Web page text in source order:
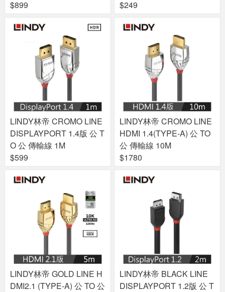
$899
$249
LINDY林帝 CROMO LINE
DISPLAYPORT 1.4版 公 T
O 公 傳輸線 1M
$599
LINDY林帝 CROMO LINE
HDMI 1.4(TYPE-A) 公 TO
公 傳輸線 10M
$1780
LINDY林帝 GOLD LINE H
DMI2.1 (TYPE-A) 公 TO 公
LINDY林帝 BLACK LINE
DISPLAYPORT 1.2版 公 T